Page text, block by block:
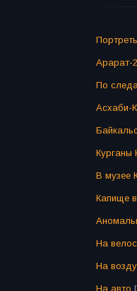
Арарат-
По
Асхаби-
Курганы
В музее
Капище
На
На
На авто